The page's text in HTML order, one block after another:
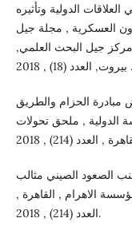
الدولية وتأثيره
العسكرية , مجلة جيل
,مركز جيل البحث العلمي,
بيروت, العدد (18) , 2018 .
الحزام والطريق
الدولية , ملحق تحولات
الصعود الصيني مثالب
الاهرام , القاهرة ,
العدد (214) , 2018.